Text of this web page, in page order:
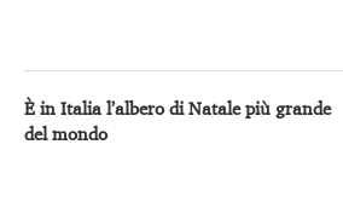
È in Italia l’albero di Natale più grande
del mondo